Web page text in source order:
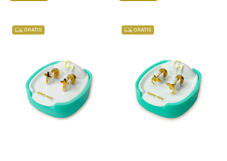
GRATIS GRATIS